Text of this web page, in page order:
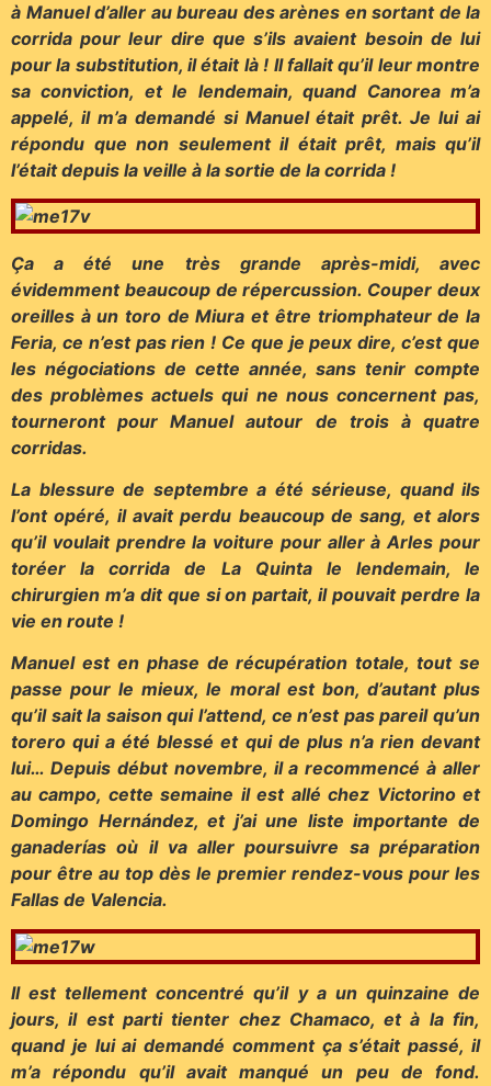
à Manuel d’aller au bureau des arènes en sortant de la
corrida pour leur dire que s’ils avaient besoin de lui
pour la substitution, il était là ! Il fallait qu’il leur montre
sa conviction, et le lendemain, quand Canorea m’a
appelé, il m’a demandé si Manuel était prêt. Je lui ai
répondu que non seulement il était prêt, mais qu’il
l’était depuis la veille à la sortie de la corrida !
Ça a été une très grande après-midi, avec
évidemment beaucoup de répercussion. Couper deux
oreilles à un toro de Miura et être triomphateur de la
Feria, ce n’est pas rien ! Ce que je peux dire, c’est que
les négociations de cette année, sans tenir compte
des problèmes actuels qui ne nous concernent pas,
tourneront pour Manuel autour de trois à quatre
corridas.
La blessure de septembre a été sérieuse, quand ils
l’ont opéré, il avait perdu beaucoup de sang, et alors
qu’il voulait prendre la voiture pour aller à Arles pour
toréer la corrida de La Quinta le lendemain, le
chirurgien m’a dit que si on partait, il pouvait perdre la
vie en route !
Manuel est en phase de récupération totale, tout se
passe pour le mieux, le moral est bon, d’autant plus
qu’il sait la saison qui l’attend, ce n’est pas pareil qu’un
torero qui a été blessé et qui de plus n’a rien devant
lui… Depuis début novembre, il a recommencé à aller
au campo, cette semaine il est allé chez Victorino et
Domingo Hernández, et j’ai une liste importante de
ganaderías où il va aller poursuivre sa préparation
pour être au top dès le premier rendez-vous pour les
Fallas de Valencia.
Il est tellement concentré qu’il y a un quinzaine de
jours, il est parti tienter chez Chamaco, et à la fin,
quand je lui ai demandé comment ça s’était passé, il
m’a répondu qu’il avait manqué un peu de fond.